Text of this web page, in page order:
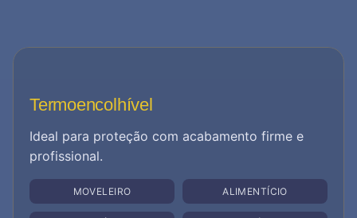
Stretch Semiautomática
Ideal para quem busca agilidade com controle.
PLÁSTICO METALÚRGICO